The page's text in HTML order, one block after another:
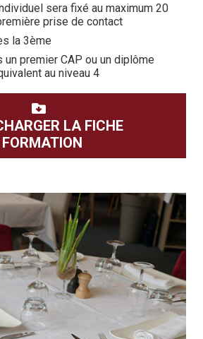
sera fixé au maximum 20
prise de contact
la 3ème
un premier CAP ou un diplôme
au niveau 4
LA FICHE
FORMATION